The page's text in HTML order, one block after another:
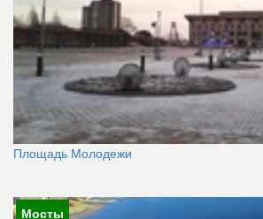
Площадь Молодежи
Мосты